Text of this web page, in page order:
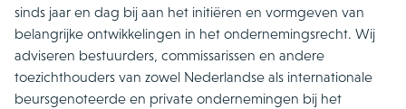
sinds jaar en dag bij aan het initiëren en vormgeven van
belangrijke ontwikkelingen in het ondernemingsrecht. Wij
adviseren bestuurders, commissarissen en andere
toezichthouders van zowel Nederlandse als internationale
beursgenoteerde en private ondernemingen bij het